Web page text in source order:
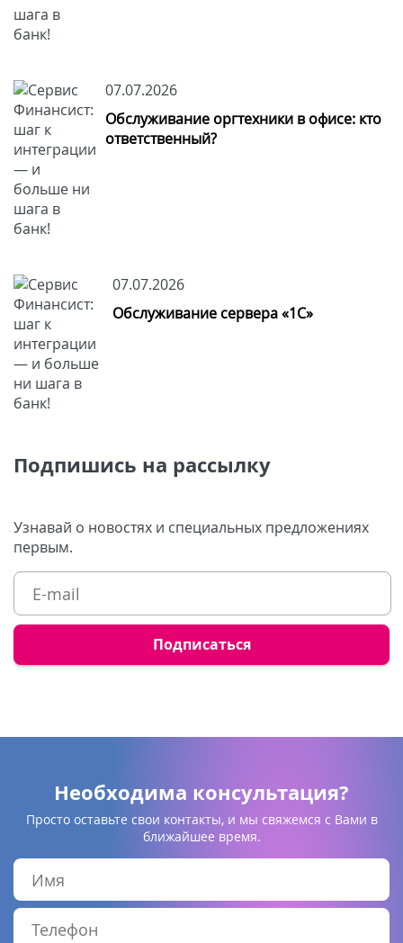
07.07.2026
Обслуживание оргтехники в офисе: кто
ответственный?
07.07.2026
Обслуживание сервера «1С»
Подпишись на рассылку
Узнавай о новостях и специальных предложениях
первым.
Необходима консультация?
Просто оставьте свои контакты, и мы свяжемся с Вами в
ближайшее время.